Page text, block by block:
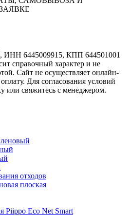
6445009915, КПП 644501001
справочный характер и не
Сайт не осуществляет онлайн-
Для согласования условий
или свяжитесь с менеджером.
отходов
плоская
Piippo Eco Net Smart